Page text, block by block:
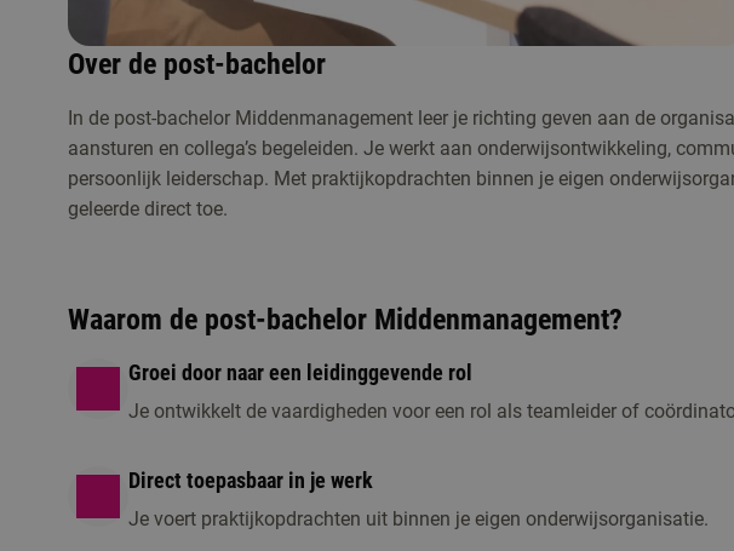
Studiekeuzeactiviteiten
Er zijn
een
Over de post-bachelor
In de post-bachelor Middenmanagement leer je richting geven aan de
aansturen en collega’s begeleiden. Je werkt aan onderwijsontwikkeling,
persoonlijk leiderschap. Met praktijkopdrachten binnen je eigen
geleerde direct toe.
Waarom de post-bachelor Middenmanagement?
Groei door naar een leidinggevende rol
Je ontwikkelt de vaardigheden voor een rol als teamleider of
Direct toepasbaar in je werk
Je voert praktijkopdrachten uit binnen je eigen onderwijsorganisatie.